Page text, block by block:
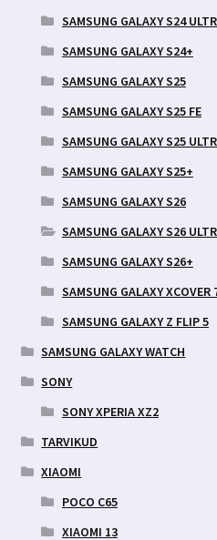
SAMSUNG GALAXY S24
SAMSUNG GALAXY S24+
SAMSUNG GALAXY S25
SAMSUNG GALAXY S25 FE
SAMSUNG GALAXY S25
SAMSUNG GALAXY S25+
SAMSUNG GALAXY S26
SAMSUNG GALAXY S26
SAMSUNG GALAXY S26+
SAMSUNG GALAXY XCOVER
SAMSUNG GALAXY Z FLIP 5
SAMSUNG GALAXY WATCH
SONY
SONY XPERIA XZ2
TARVIKUD
XIAOMI
POCO C65
XIAOMI 13